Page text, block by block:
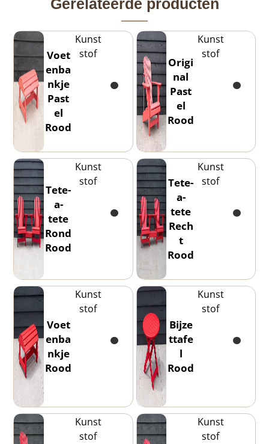
Gerelateerde producten
Voet
enba
nkje
Past
el
Rood
Kunst
stof
Origi
nal
Past
el
Rood
Kunst
stof
Tete-
a-
tete
Rond
Rood
Kunst
stof
Tete-
a-
tete
Rech
t
Rood
Kunst
stof
Voet
enba
nkje
Rood
Kunst
stof
Bijze
ttafe
l
Rood
Kunst
stof
Kunst
stof
Kunst
stof